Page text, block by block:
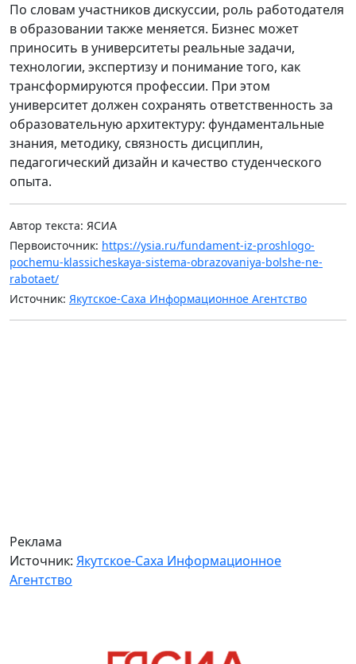
По словам участников дискуссии, роль работодателя
в образовании также меняется. Бизнес может
приносить в университеты реальные задачи,
технологии, экспертизу и понимание того, как
трансформируются профессии. При этом
университет должен сохранять ответственность за
образовательную архитектуру: фундаментальные
знания, методику, связность дисциплин,
педагогический дизайн и качество студенческого
опыта.
Автор текста: ЯСИА
Первоисточник: https://ysia.ru/fundament-iz-proshlogo-
pochemu-klassicheskaya-sistema-obrazovaniya-bolshe-ne-
rabotaet/
Источник: Якутское-Саха Информационное Агентство
Реклама
Источник: Якутское-Саха Информационное
Агентство